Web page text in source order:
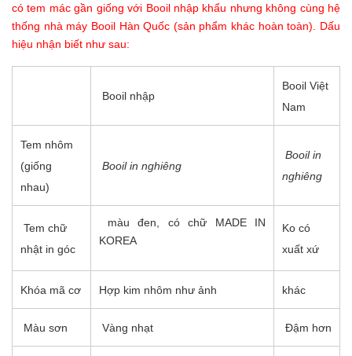
có tem mác gần giống với Booil nhập khẩu nhưng không cùng hệ
thống nhà máy Booil Hàn Quốc (sản phẩm khác hoàn toàn). Dấu
hiệu nhận biết như sau:
Booil nhập
Booil Việt
Nam
Tem nhôm
(giống
nhau)
Booil in nghiêng
Booil in
nghiêng
Tem chữ
nhật in góc
màu đen, có chữ MADE IN
KOREA
Ko có
xuất xứ
Khóa mã cơ Hợp kim nhôm như ảnh khác
Màu sơn Vàng nhạt Đậm hơn